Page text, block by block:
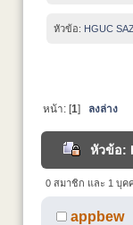
หัวข้อ: HGUC
หน้า: [1] ลงล่าง
หัวข้อ:
0 สมาชิก และ 1 บุค
appbew